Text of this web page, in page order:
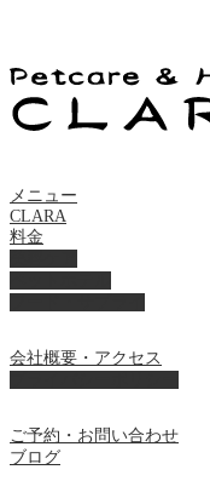
メニュー
CLARA
料金
会社概要・アクセス
ご予約・お問い合わせ
ブログ